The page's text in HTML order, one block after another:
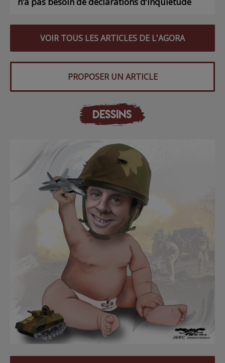
VOIR TOUS LES ARTICLES DE L'AGORA
PROPOSER UN ARTICLE
DESSINS